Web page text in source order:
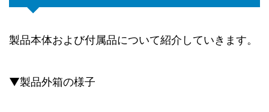
製品本体および付属品について紹介していきます。
▼製品外箱の様子